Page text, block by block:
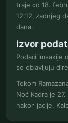
traje od 18.
12:12, zadnjeg
dana.
Izvor
Podaci imsakije
se objavljuju
Tokom
Noć Kadra je
nakon jacije.